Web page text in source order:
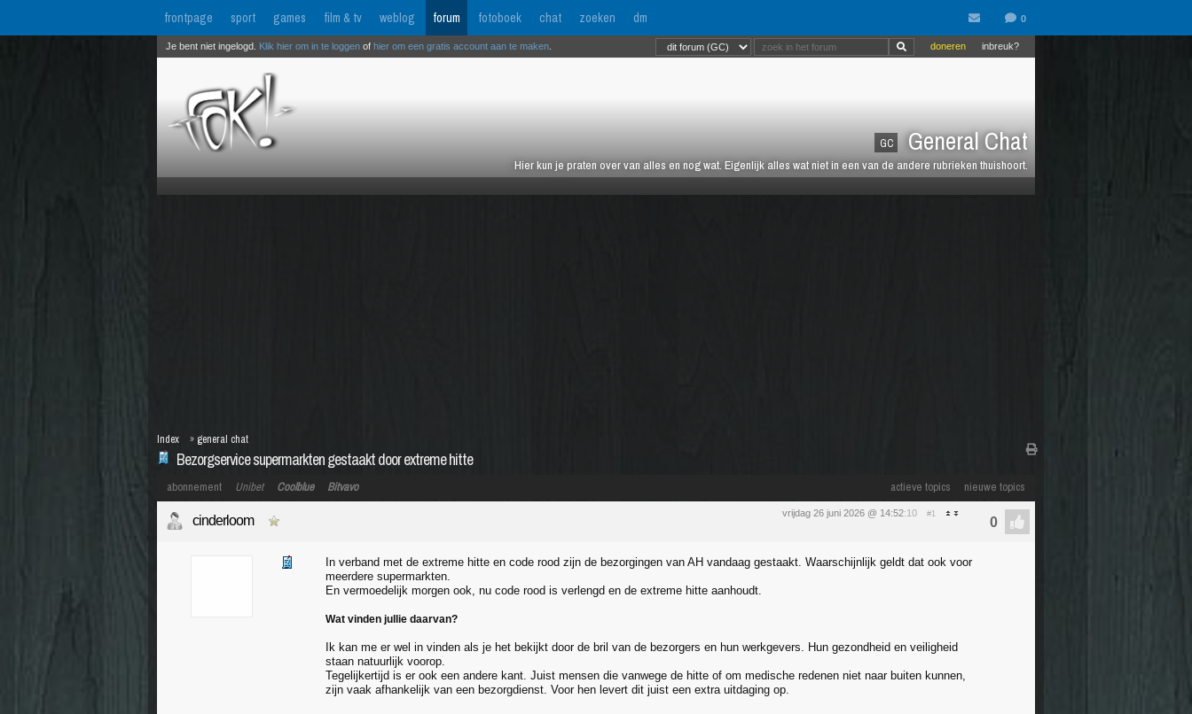
frontpage sport games film & tv weblog forum fotoboek chat zoeken dm
GC General Chat
Hier kun je praten over van alles en nog wat. Eigenlijk alles wat niet in een van de andere rubrieken thuishoort.
inbreuk?
doneren
Je bent niet ingelogd. Klik hier om in te loggen of hier om een gratis account aan te maken
Bezorgservice supermarkten gestaakt door extreme hitte
Index » general chat
actieve topics nieuwe topics
abonnement Unibet Coolblue Bitvavo
vrijdag 26 juni 2026 @ 14:52:10 #1
cinderloom
In verband met de extreme hitte en code rood zijn de bezorgingen van AH vandaag gestaakt. Waarschijnlijk geldt dat ook voor
meerdere supermarkten.
En vermoedelijk morgen ook, nu code rood is verlengd en de extreme hitte aanhoudt.
Wat vinden jullie daarvan?
Ik kan me er wel in vinden als je het bekijkt door de bril van de bezorgers en hun werkgevers. Hun gezondheid en veiligheid
staan natuurlijk voorop.
Tegelijkertijd is er ook een andere kant. Juist mensen die vanwege de hitte of om medische redenen niet naar buiten kunnen,
zijn vaak afhankelijk van een bezorgdienst. Voor hen levert dit juist een extra uitdaging op.